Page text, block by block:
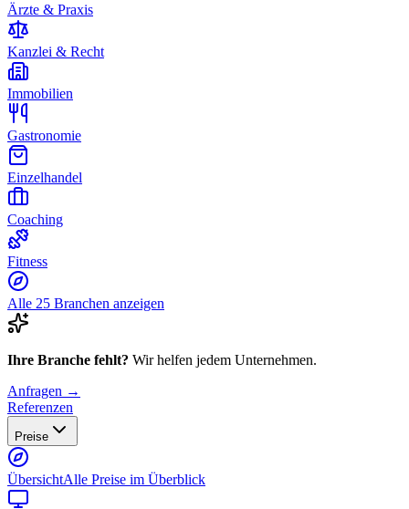
Ärzte & Praxis
Kanzlei & Recht
Immobilien
Gastronomie
Einzelhandel
Coaching
Fitness
Alle 25 Branchen anzeigen
Ihre Branche fehlt? Wir helfen jedem Unternehmen.
Anfragen →
Referenzen
Preise
ÜbersichtAlle Preise im Überblick